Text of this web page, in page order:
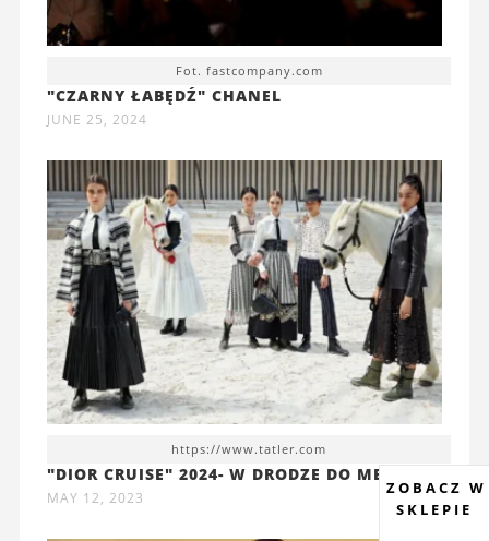
Fot. fastcompany.com
"CZARNY ŁABĘDŹ" CHANEL
JUNE 25, 2024
https://www.tatler.com
"DIOR CRUISE" 2024- W DRODZE DO MEKSYKU
MAY 12, 2023
ZOBACZ W
SKLEPIE